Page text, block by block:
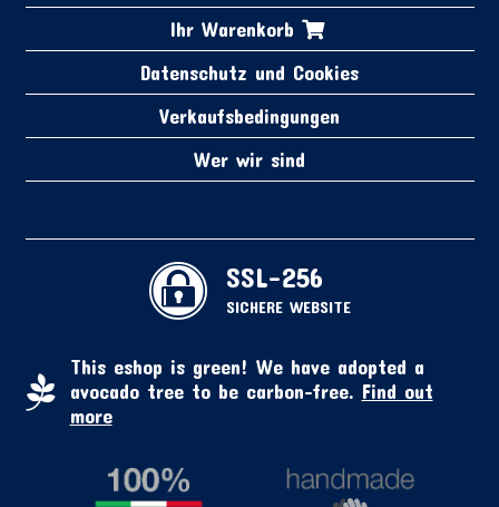
Ihr Warenkorb
Datenschutz und Cookies
Verkaufsbedingungen
Wer wir sind
SSL-256
SICHERE WEBSITE
This eshop is green! We have adopted a
avocado tree to be carbon-free. Find out
more